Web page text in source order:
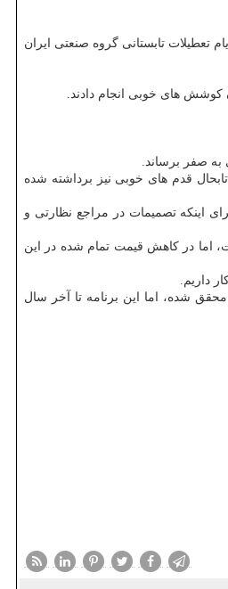
تعطیلات تابستانی گروه صنعتی ایران
های خوبی انجام دادند.
قدم های خوبی نیز برداشته شده
اینکه تصمیمات در مراجع نظارتی و
اما در کاهش قیمت تمام شده در این
داریم.
شده، اما این برنامه تا آخر سال